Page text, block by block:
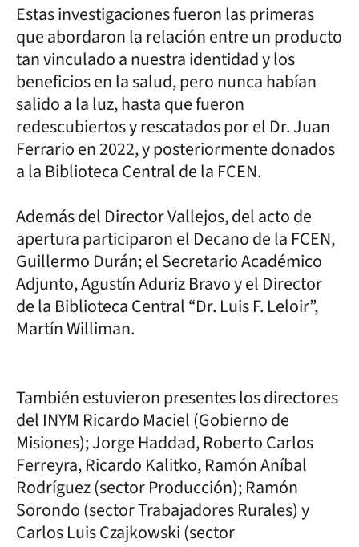
Estas investigaciones fueron las primeras
que abordaron la relación entre un producto
tan vinculado a nuestra identidad y los
beneficios en la salud, pero nunca habían
salido a la luz, hasta que fueron
redescubiertos y rescatados por el Dr. Juan
Ferrario en 2022, y posteriormente donados
a la Biblioteca Central de la FCEN.
Además del Director Vallejos, del acto de
apertura participaron el Decano de la FCEN,
Guillermo Durán; el Secretario Académico
Adjunto, Agustín Aduriz Bravo y el Director
de la Biblioteca Central “Dr. Luis F. Leloir”,
Martín Williman.
También estuvieron presentes los directores
del INYM Ricardo Maciel (Gobierno de
Misiones); Jorge Haddad, Roberto Carlos
Ferreyra, Ricardo Kalitko, Ramón Aníbal
Rodríguez (sector Producción); Ramón
Sorondo (sector Trabajadores Rurales) y
Carlos Luis Czajkowski (sector